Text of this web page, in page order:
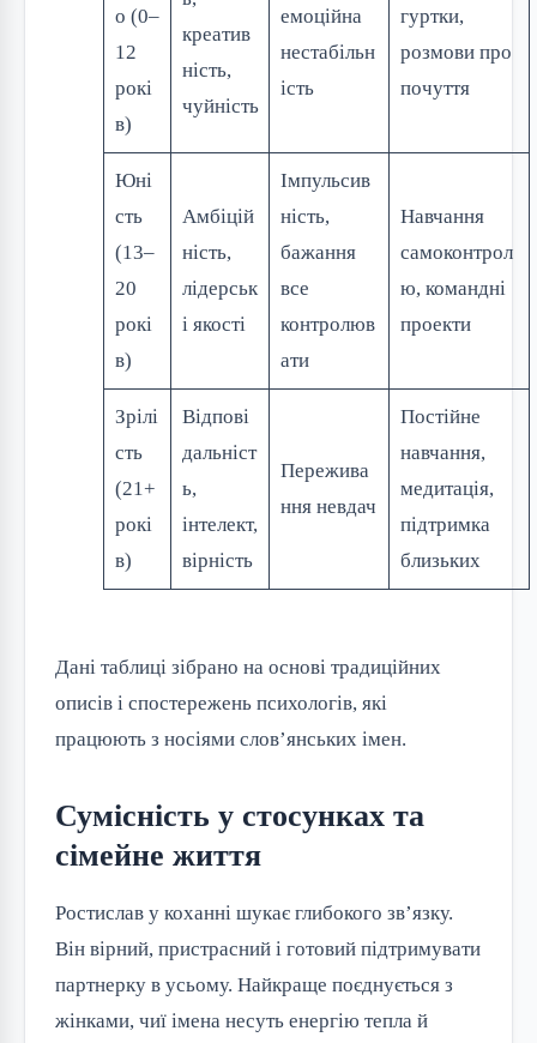
о (0–
12
рокі
в)
креатив
ність,
чуйність
емоційна
нестабільн
ість
гуртки,
розмови про
почуття
Юні
сть
(13–
20
рокі
в)
Амбіцій
ність,
лідерськ
і якості
Імпульсив
ність,
бажання
все
контролюв
ати
Навчання
самоконтрол
ю, командні
проекти
Зрілі
сть
(21+
рокі
в)
Відпові
дальніст
ь,
інтелект,
вірність
Пережива
ння невдач
Постійне
навчання,
медитація,
підтримка
близьких
Дані таблиці зібрано на основі традиційних
описів і спостережень психологів, які
працюють з носіями слов’янських імен.
Сумісність у стосунках та
сімейне життя
Ростислав у коханні шукає глибокого зв’язку.
Він вірний, пристрасний і готовий підтримувати
партнерку в усьому. Найкраще поєднується з
жінками, чиї імена несуть енергію тепла й